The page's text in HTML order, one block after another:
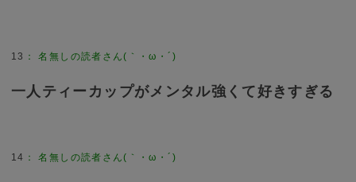
13 ：名無しの読者さん(｀・ω・´)
一人ティーカップがメンタル強くて好きすぎる
14 ：名無しの読者さん(｀・ω・´)